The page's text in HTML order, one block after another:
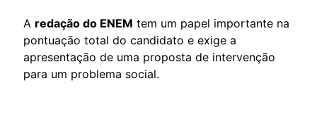
A redação do ENEM tem um papel importante na
pontuação total do candidato e exige a
apresentação de uma proposta de intervenção
para um problema social.